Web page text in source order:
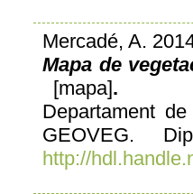
Mercadé, A.
Mapa de
[mapa].
Departament
GEOVEG.
http://